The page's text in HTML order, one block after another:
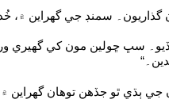
گذاريون۔ سمنڊ جي گھراين
سڀ ڇولين مون کي گھيري
ٻڌي ٿو جڏهن توهان گھراين